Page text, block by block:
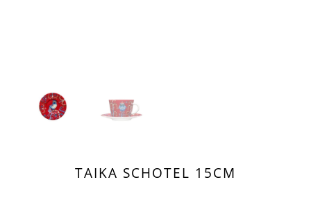
TAIKA SCHOTEL 15CM